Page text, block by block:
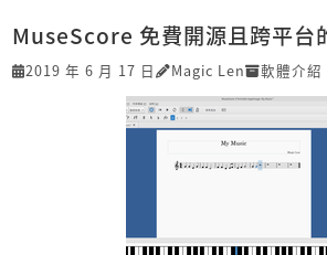
MuseScore 免費開源且跨平台
2019 年 6 月 17 日 Magic Len 軟體介紹